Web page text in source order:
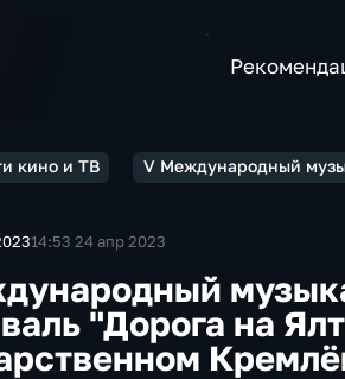
кино и ТВ V Международный
14:53 24 апр 2023
"Дорога на